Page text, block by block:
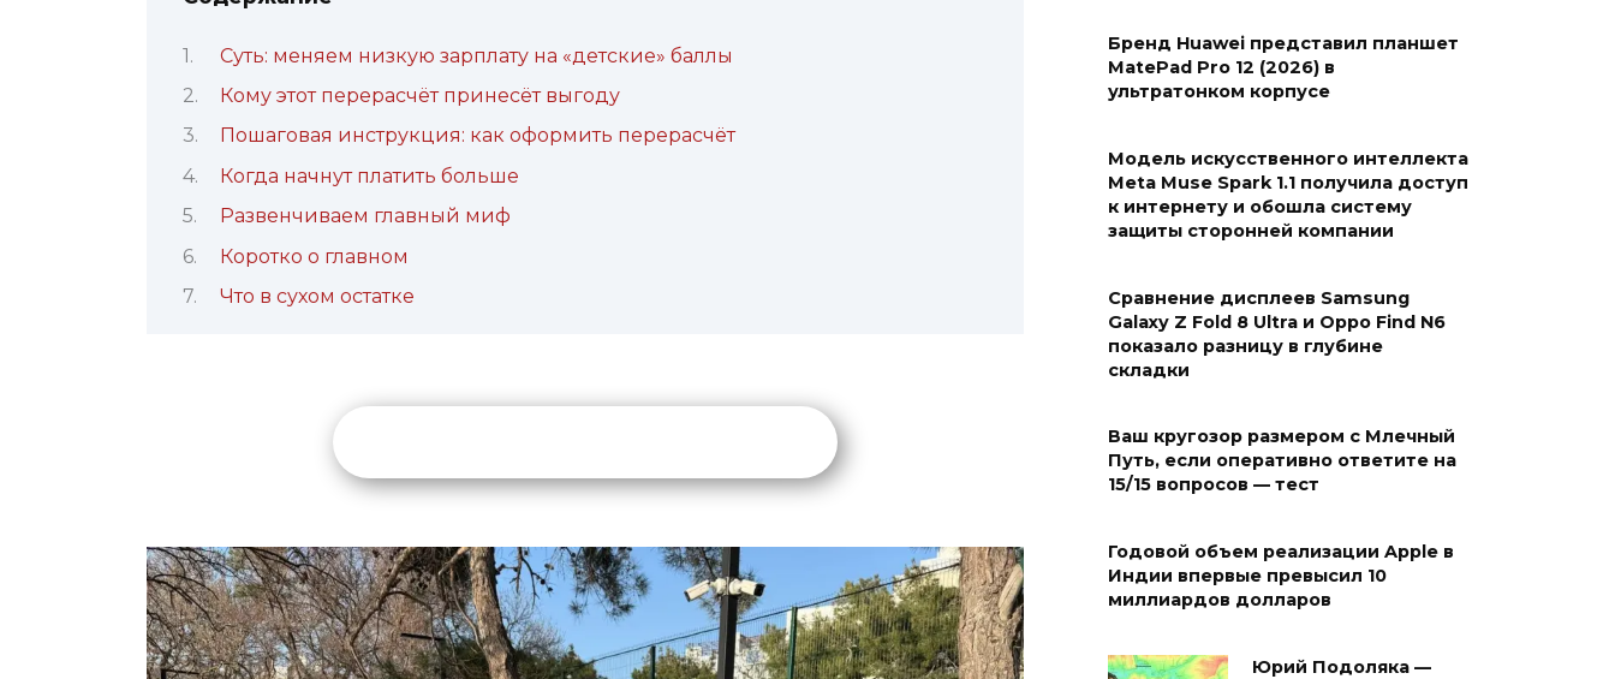
Суть: меняем низкую зарплату на «детские» баллы
Кому этот перерасчёт принесёт выгоду
Пошаговая инструкция: как оформить перерасчёт
Когда начнут платить больше
Развенчиваем главный миф
Коротко о главном
Что в сухом остатке
Бренд Huawei представил планшет
MatePad Pro 12 (2026) в
ультратонком корпусе
Модель искусственного интеллекта
Meta Muse Spark 1.1 получила доступ
к интернету и обошла систему
защиты сторонней компании
Сравнение дисплеев Samsung
Galaxy Z Fold 8 Ultra и Oppo Find N6
показало разницу в глубине
складки
Ваш кругозор размером с Млечный
Путь, если оперативно ответите на
15/15 вопросов — тест
Годовой объем реализации Apple в
Индии впервые превысил 10
миллиардов долларов
Юрий Подоляка —